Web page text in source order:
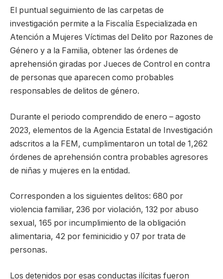
El puntual seguimiento de las carpetas de
investigación permite a la Fiscalía Especializada en
Atención a Mujeres Víctimas del Delito por Razones de
Género y a la Familia, obtener las órdenes de
aprehensión giradas por Jueces de Control en contra
de personas que aparecen como probables
responsables de delitos de género.
Durante el periodo comprendido de enero – agosto
2023, elementos de la Agencia Estatal de Investigación
adscritos a la FEM, cumplimentaron un total de 1,262
órdenes de aprehensión contra probables agresores
de niñas y mujeres en la entidad.
Corresponden a los siguientes delitos: 680 por
violencia familiar, 236 por violación, 132 por abuso
sexual, 165 por incumplimiento de la obligación
alimentaria, 42 por feminicidio y 07 por trata de
personas.
Los detenidos por esas conductas ilícitas fueron